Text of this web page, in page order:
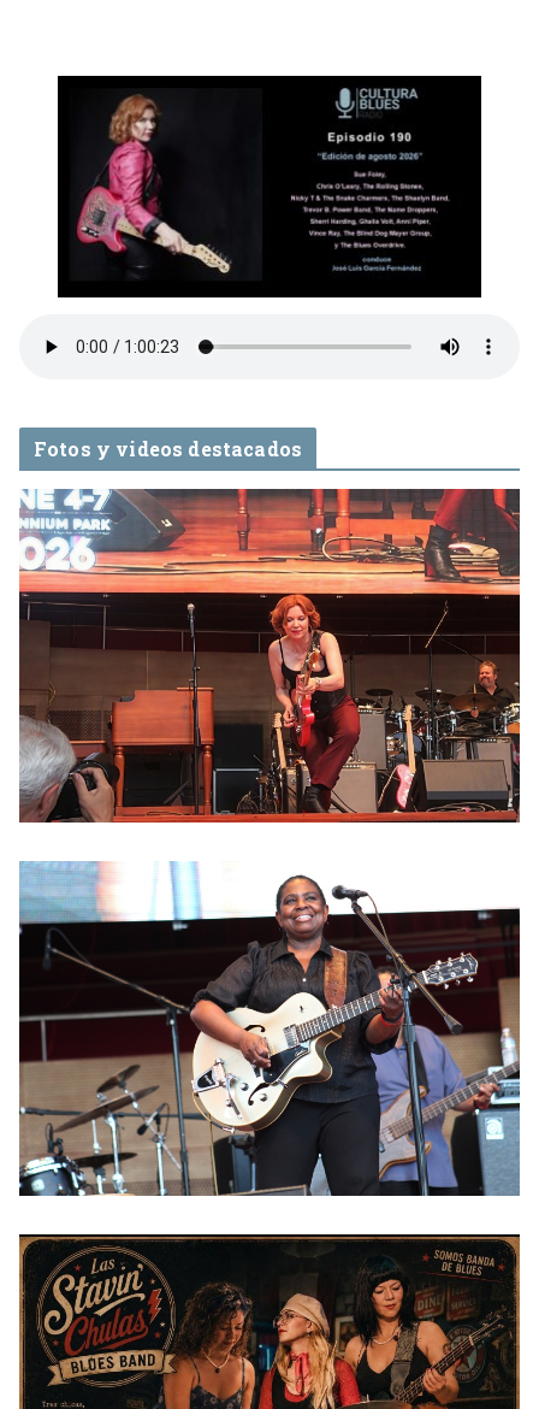
Fotos y videos destacados